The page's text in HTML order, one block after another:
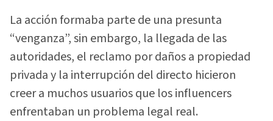
La acción formaba parte de una presunta
“venganza”, sin embargo, la llegada de las
autoridades, el reclamo por daños a propiedad
privada y la interrupción del directo hicieron
creer a muchos usuarios que los influencers
enfrentaban un problema legal real.